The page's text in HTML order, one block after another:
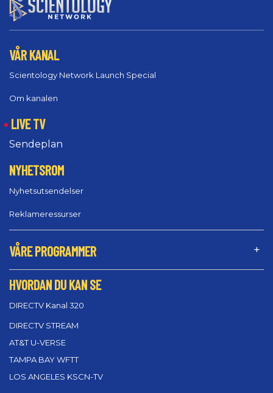
VÅR KANAL
Scientology Network Launch Special
Om kanalen
LIVE TV
Sendeplan
NYHETSROM
Nyhetsutsendelser
Reklameressurser
VÅRE PROGRAMMER
HVORDAN DU KAN SE
DIRECTV Kanal 320
DIRECTV STREAM
AT&T U-VERSE
TAMPA BAY WFTT
LOS ANGELES KSCN-TV